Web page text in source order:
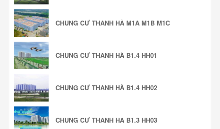
CHUNG CƯ THANH HÀ M1A M1B M1C
CHUNG CƯ THANH HÀ B1.4 HH01
CHUNG CƯ THANH HÀ B1.4 HH02
CHUNG CƯ THANH HÀ B1.3 HH03